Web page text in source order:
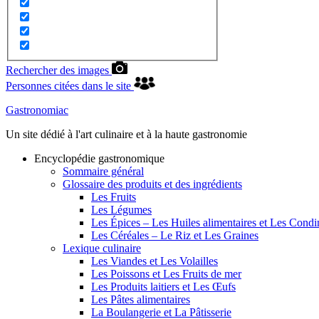
Rechercher des images
Personnes citées dans le site
Gastronomiac
Un site dédié à l'art culinaire et à la haute gastronomie
Encyclopédie gastronomique
Sommaire général
Glossaire des produits et des ingrédients
Les Fruits
Les Légumes
Les Épices – Les Huiles alimentaires et Les
Les Céréales – Le Riz et Les Graines
Lexique culinaire
Les Viandes et Les Volailles
Les Poissons et Les Fruits de mer
Les Produits laitiers et Les Œufs
Les Pâtes alimentaires
La Boulangerie et La Pâtisserie